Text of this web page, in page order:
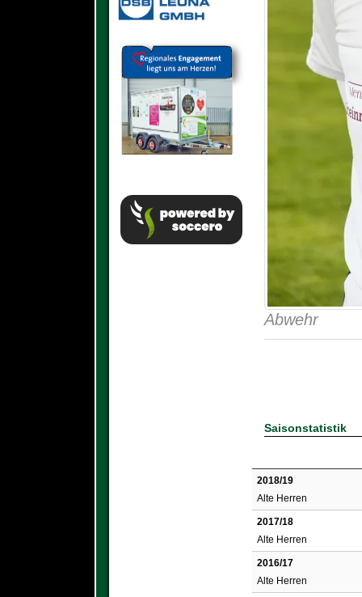
Abwehr
Saisonstatistik
2018/19
Alte Herren
2017/18
Alte Herren
2016/17
Alte Herren